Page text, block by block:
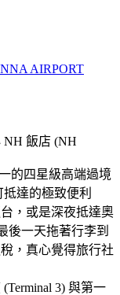
AIRPORT
NH 飯店 (NH
的四星級高端過境
達的極致便利
，或是深夜抵達奧
後一天拖著行李到
，真心覺得旅行社
3) 與第一